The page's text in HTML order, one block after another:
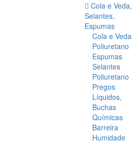
Cola e Veda,
Selantes,
Espumas
Cola e Veda
Poliuretano
Espumas
Selantes
Poliuretano
Pregos
Líquidos,
Buchas
Químicas
Barreira
Humidade